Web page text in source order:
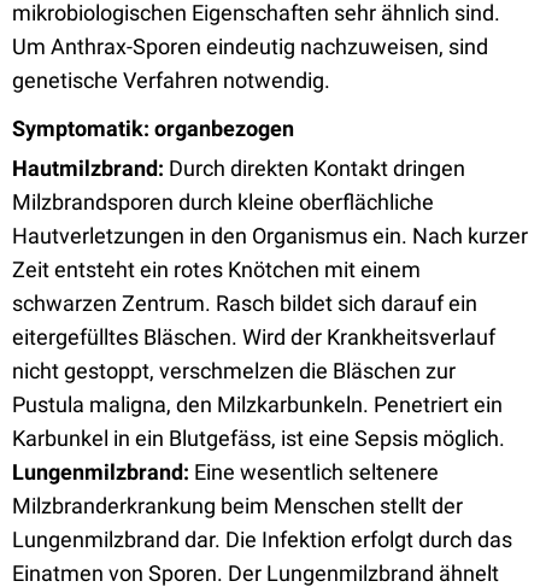
mikrobiologischen Eigenschaften sehr ähnlich sind.
Um Anthrax-Sporen eindeutig nachzuweisen, sind
genetische Verfahren notwendig.
Symptomatik: organbezogen
Hautmilzbrand: Durch direkten Kontakt dringen
Milzbrandsporen durch kleine oberflächliche
Hautverletzungen in den Organismus ein. Nach kurzer
Zeit entsteht ein rotes Knötchen mit einem
schwarzen Zentrum. Rasch bildet sich darauf ein
eitergefülltes Bläschen. Wird der Krankheitsverlauf
nicht gestoppt, verschmelzen die Bläschen zur
Pustula maligna, den Milzkarbunkeln. Penetriert ein
Karbunkel in ein Blutgefäss, ist eine Sepsis möglich.
Lungenmilzbrand: Eine wesentlich seltenere
Milzbranderkrankung beim Menschen stellt der
Lungenmilzbrand dar. Die Infektion erfolgt durch das
Einatmen von Sporen. Der Lungenmilzbrand ähnelt